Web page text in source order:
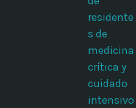
residente
s de
medicina
crítica y
cuidado
intensivo